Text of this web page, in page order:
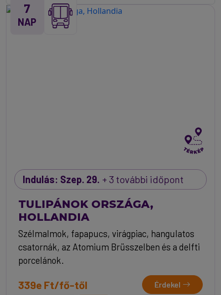
7
NAP
Indulás: Szep. 29. + 3 további időpont
TULIPÁNOK ORSZÁGA,
HOLLANDIA
Szélmalmok, fapapucs, virágpiac, hangulatos
csatornák, az Atomium Brüsszelben és a delfti
porcelánok.
339e Ft/fő-től Érdekel